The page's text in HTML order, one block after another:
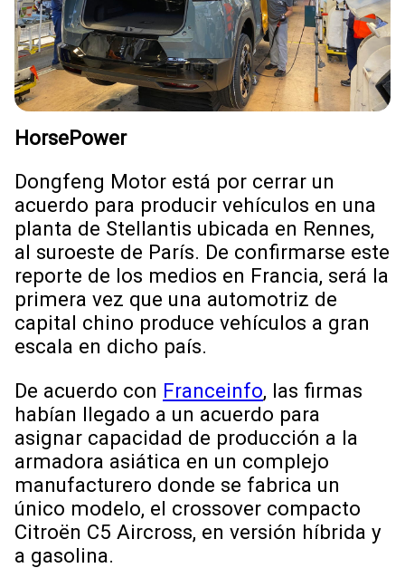
HorsePower
Dongfeng Motor está por cerrar un
acuerdo para producir vehículos en una
planta de Stellantis ubicada en Rennes,
al suroeste de París. De confirmarse este
reporte de los medios en Francia, será la
primera vez que una automotriz de
capital chino produce vehículos a gran
escala en dicho país.
De acuerdo con Franceinfo, las firmas
habían llegado a un acuerdo para
asignar capacidad de producción a la
armadora asiática en un complejo
manufacturero donde se fabrica un
único modelo, el crossover compacto
Citroën C5 Aircross, en versión híbrida y
a gasolina.